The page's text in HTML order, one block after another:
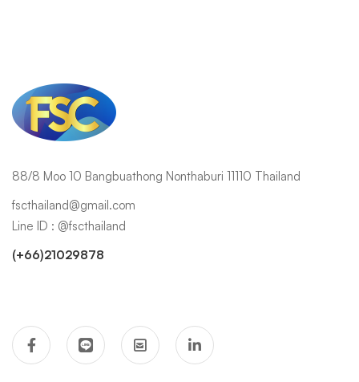
88/8 Moo 10 Bangbuathong Nonthaburi 11110 Thailand
fscthailand@gmail.com
Line ID : @fscthailand
(+66)21029878